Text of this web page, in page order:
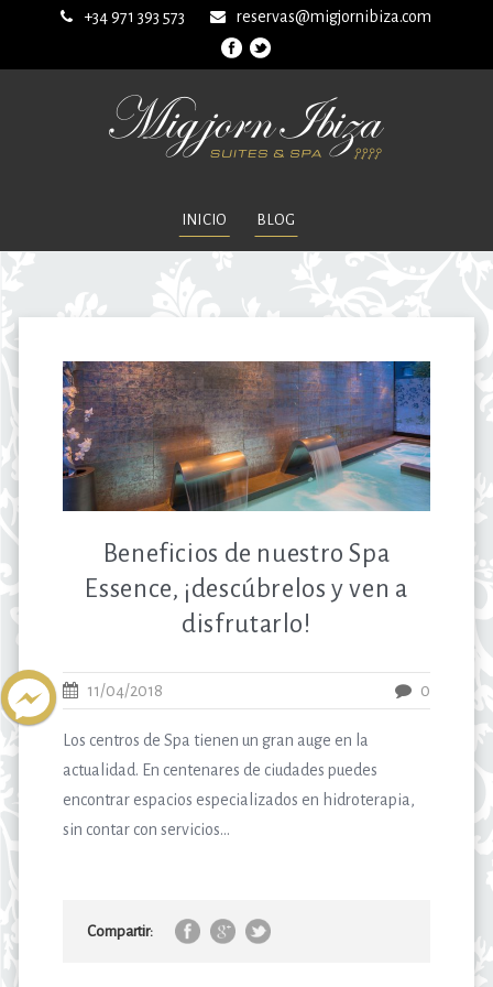
+34 971 393 573 reservas@migjornibiza.com
INICIO BLOG
Beneficios de nuestro Spa
Essence, ¡descúbrelos y ven a
disfrutarlo!
11/04/2018 0
Los centros de Spa tienen un gran auge en la
actualidad. En centenares de ciudades puedes
encontrar espacios especializados en hidroterapia,
sin contar con servicios...
Compartir: